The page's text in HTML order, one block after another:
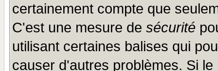
certainement compte que
C'est une mesure de sécurité
utilisant certaines balises qui
causer d'autres problèmes. Si